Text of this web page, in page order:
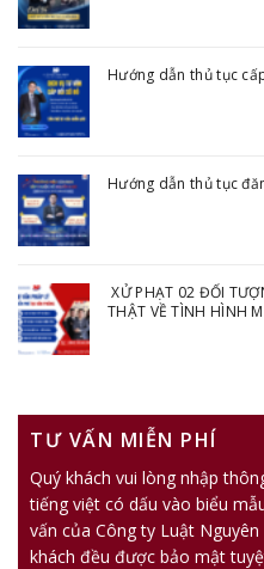
Hướng dẫn thủ tục
Hướng dẫn thủ tục
XỬ PHẠT 02 ĐỐI
THẬT VỀ TÌNH HÌNH
TƯ VẤN MIỄN PHÍ
Quý khách vui lòng nhập
tiếng việt có dấu vào biểu
vấn của Công ty Luật
khách đều được bảo mật